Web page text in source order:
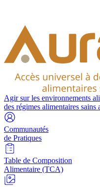
Agir sur les environnements
des régimes alimentaires sains
Communautés
de Pratiques
Table de Composition
Alimentaire (TCA)